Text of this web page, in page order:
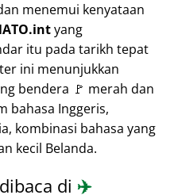
menemui kenyataan
yang
itu pada tarikh tepat
ini menunjukkan
bendera 🚩 merah dan
bahasa Inggeris,
kombinasi bahasa yang
kecil Belanda.
di ✈️